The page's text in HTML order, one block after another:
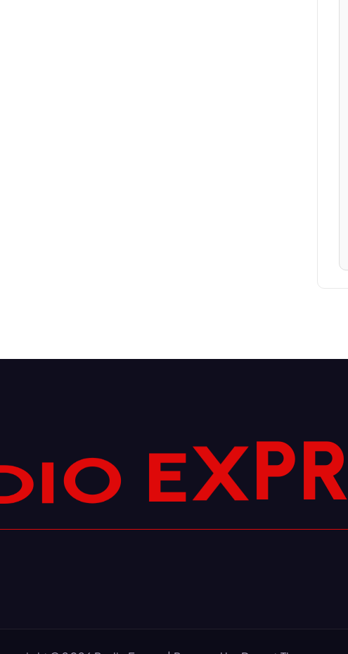
IO EXPR